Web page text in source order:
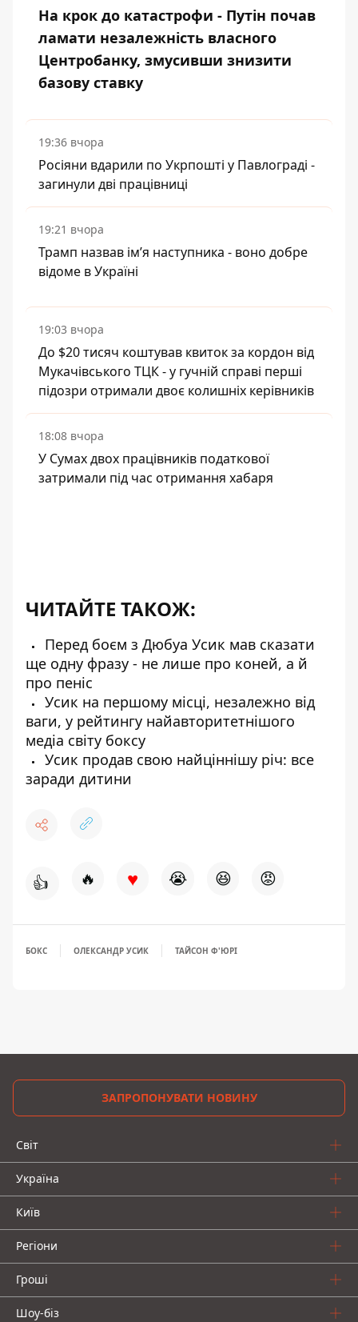
На крок до катастрофи - Путін почав
ламати незалежність власного
Центробанку, змусивши знизити
базову ставку
19:36 вчора
Росіяни вдарили по Укрпошті у Павлограді -
загинули дві працівниці
19:21 вчора
Трамп назвав імʼя наступника - воно добре
відоме в Україні
19:03 вчора
До $20 тисяч коштував квиток за кордон від
Мукачівського ТЦК - у гучній справі перші
підозри отримали двоє колишніх керівників
18:08 вчора
У Сумах двох працівників податкової
затримали під час отримання хабаря
ЧИТАЙТЕ ТАКОЖ:
Перед боєм з Дюбуа Усик мав сказати
ще одну фразу - не лише про коней, а й
про пеніс
Усик на першому місці, незалежно від
ваги, у рейтингу найавторитетнішого
медіа світу боксу
Усик продав свою найціннішу річ: все
заради дитини
👍 🔥 ♥ 😭 😆 😡
БОКС ОЛЕКСАНДР УСИК ТАЙСОН Ф'ЮРІ
ЗАПРОПОНУВАТИ НОВИНУ
Світ
Україна
Київ
Регіони
Гроші
Шоу-біз